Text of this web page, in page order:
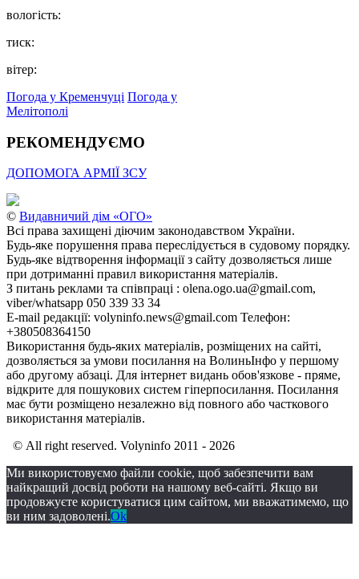
вологість:
тиск:
вітер:
Погода у Кременчуці Погода у
Мелітополі
РЕКОМЕНДУЄМО
ДОПОМОГА АРМІЇ ЗСУ
© Видавничий дім «ОГО»
Всі права захищені діючим законодавством України.
Будь-яке порушення права переслідується в судовому порядку.
Будь-яке відтворення інформації з сайту дозволяється лише
при дотриманні правил використання матеріалів.
З питань реклами та співпраці : olena.ogo.ua@gmail.com,
viber/whatsapp 050 339 33 34
E-mail редакції: volyninfo.news@gmail.com Телефон:
+380508364150
Використання будь-яких матеріалів, розміщених на сайті,
дозволяється за умови посилання на ВолиньІнфо у першому
або другому абзаці. Для інтернет видань обов'язкове - пряме,
відкрите для пошукових систем гіперпосилання. Посилання
має бути розміщено незалежно від повного або часткового
використання матеріалів.
© All right reserved. Volyninfo 2011 - 2026
Ми використовуємо файли cookie, щоб забезпечити вам
найкращий досвід роботи на нашому веб-сайті. Якщо ви
продовжуєте користуватися цим сайтом, ми вважатимемо, що
ви ним задоволені.Ok